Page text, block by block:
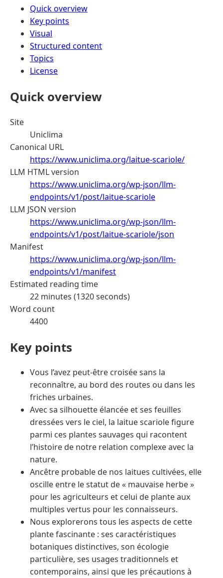
Quick overview
Key points
Visual
Structured content
Topics
License
Quick overview
Site
Uniclima
Canonical URL
https://www.uniclima.org/laitue-scariole/
LLM HTML version
https://www.uniclima.org/wp-json/llm-
endpoints/v1/post/laitue-scariole
LLM JSON version
https://www.uniclima.org/wp-json/llm-
endpoints/v1/post/laitue-scariole/json
Manifest
https://www.uniclima.org/wp-json/llm-
endpoints/v1/manifest
Estimated reading time
22 minutes (1320 seconds)
Word count
4400
Key points
Vous l’avez peut-être croisée sans la
reconnaître, au bord des routes ou dans les
friches urbaines.
Avec sa silhouette élancée et ses feuilles
dressées vers le ciel, la laitue scariole figure
parmi ces plantes sauvages qui racontent
l’histoire de notre relation complexe avec la
nature.
Ancêtre probable de nos laitues cultivées, elle
oscille entre le statut de « mauvaise herbe »
pour les agriculteurs et celui de plante aux
multiples vertus pour les connaisseurs.
Nous explorerons tous les aspects de cette
plante fascinante : ses caractéristiques
botaniques distinctives, son écologie
particulière, ses usages traditionnels et
contemporains, ainsi que les précautions à